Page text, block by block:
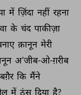
में ज़िंदा नहीं रहना
के चंद पाकीज़ा
क़ानून मेरी
अ’जीब-ओ-ग़रीब
बग़ैर कि मैंने
में ठूंस दिया है?